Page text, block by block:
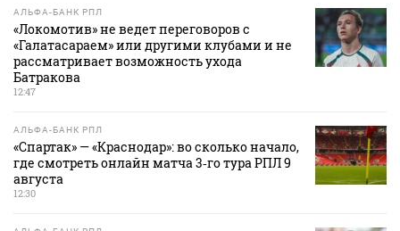
АЛЬФА-БАНК РПЛ
«Локомотив» не ведет переговоров с
«Галатасараем» или другими клубами и не
рассматривает возможность ухода
Батракова
12:47
АЛЬФА-БАНК РПЛ
«Спартак» — «Краснодар»: во сколько начало,
где смотреть онлайн матча 3‑го тура РПЛ 9
августа
12:30